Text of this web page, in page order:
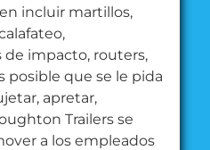
incluir martillos,
de impacto, routers,
posible que se le pida
apretar,
Trailers se
a los empleados